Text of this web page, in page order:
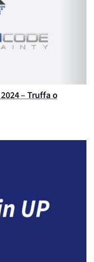
– Truffa o